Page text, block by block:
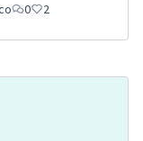
0 2